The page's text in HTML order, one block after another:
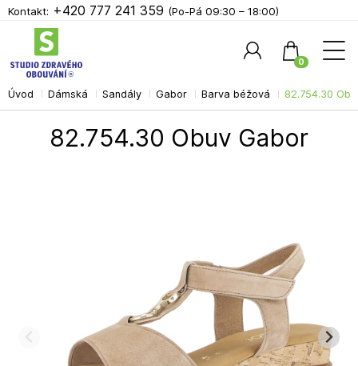
Úvod Dámská Sandály Gabor Barva béžová 82.754.30
82.754.30 Obuv Gabor
Kontakt: +420 777 241 359 (Po-Pá 09:30 – 18:00)
0